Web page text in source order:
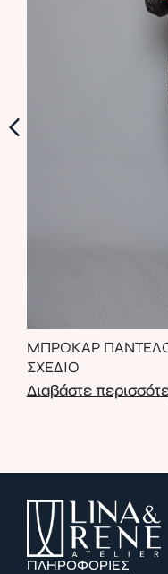
ΜΠΡΟΚΑΡ
ΣΧΕΔΙΟ
Διαβάστε
ΠΛΗΡΟΦΟΡΙΕΣ